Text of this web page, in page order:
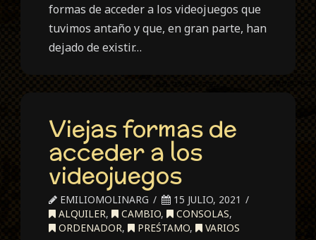
formas de acceder a los videojuegos que
tuvimos antaño y que, en gran parte, han
dejado de existir…
Viejas formas de
acceder a los
videojuegos
EMILIOMOLINARG
15 JULIO, 2021
ALQUILER, CAMBIO, CONSOLAS,
ORDENADOR, PREŚTAMO, VARIOS